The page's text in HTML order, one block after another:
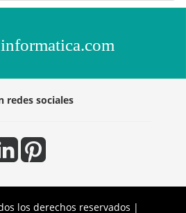
redes sociales
los derechos reservados |